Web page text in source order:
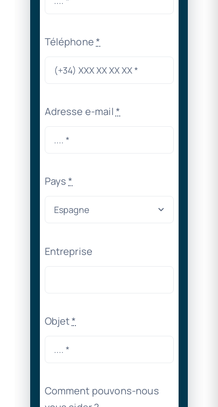
Téléphone*
Adresse e-mail *
Pays*
Entreprise
Objet*
Comment pouvons-nous